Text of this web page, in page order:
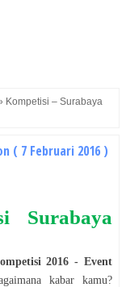
Kompetisi – Surabaya
( 7 Februari 2016 )
Surabaya
2016 - Event
kabar kamu?